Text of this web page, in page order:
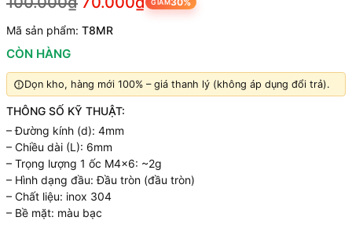
GIẢM
Mã sản phẩm: T8MR
CÒN HÀNG
Dọn kho, hàng mới 100% – giá thanh lý (không áp dụng đổi trả).
THÔNG SỐ KỸ THUẬT:
– Đường kính (d): 4mm
– Chiều dài (L): 6mm
– Trọng lượng 1 ốc M4x6: ~2g
– Hình dạng đầu: Đầu tròn (đầu tròn)
– Chất liệu: inox 304
– Bề mặt: màu bạc